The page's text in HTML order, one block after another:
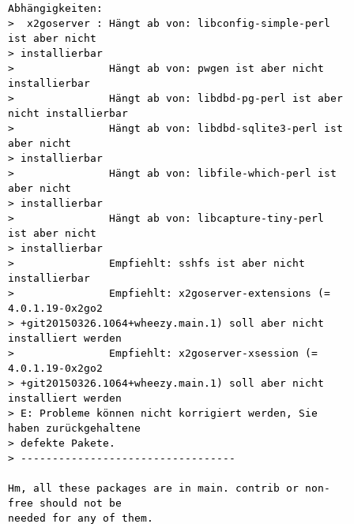
Abhängigkeiten:
>  x2goserver : Hängt ab von: libconfig-simple-perl
ist aber nicht
> installierbar
>               Hängt ab von: pwgen ist aber nicht
installierbar
>               Hängt ab von: libdbd-pg-perl ist aber
nicht installierbar
>               Hängt ab von: libdbd-sqlite3-perl ist
aber nicht
> installierbar
>               Hängt ab von: libfile-which-perl ist
aber nicht
> installierbar
>               Hängt ab von: libcapture-tiny-perl
ist aber nicht
> installierbar
>               Empfiehlt: sshfs ist aber nicht
installierbar
>               Empfiehlt: x2goserver-extensions (=
4.0.1.19-0x2go2
> +git20150326.1064+wheezy.main.1) soll aber nicht
installiert werden
>               Empfiehlt: x2goserver-xsession (=
4.0.1.19-0x2go2
> +git20150326.1064+wheezy.main.1) soll aber nicht
installiert werden
> E: Probleme können nicht korrigiert werden, Sie
haben zurückgehaltene
> defekte Pakete.
> ----------------------------------
Hm, all these packages are in main. contrib or non-
free should not be
needed for any of them.